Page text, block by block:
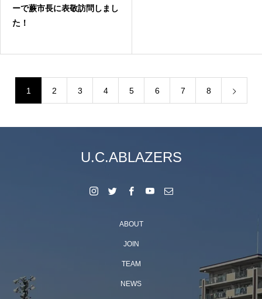
ーで蕨市長に表敬訪問しまし
た！
1 2 3 4 5 6 7 8
U.C.ABLAZERS
ABOUT
JOIN
TEAM
NEWS